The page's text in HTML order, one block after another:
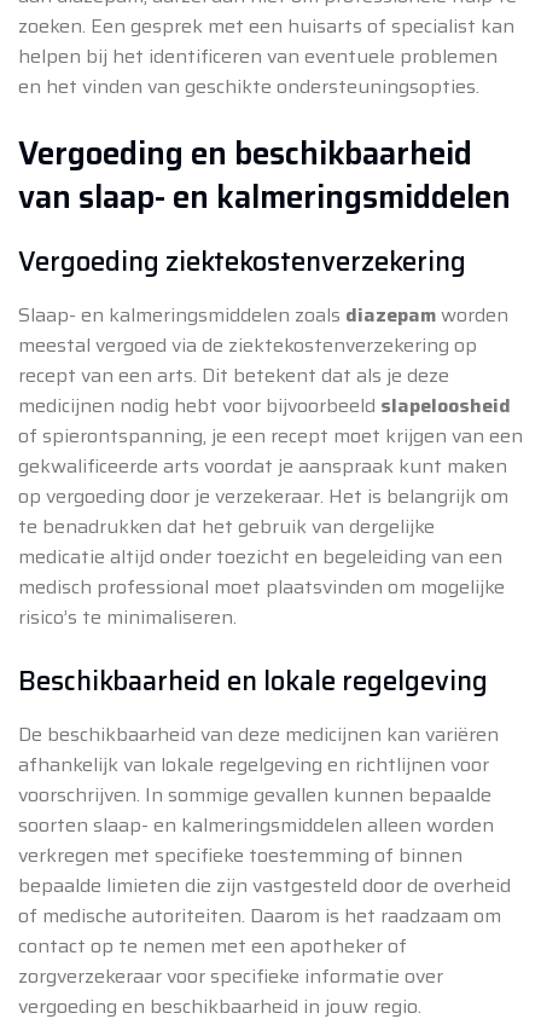
zoeken. Een gesprek met een huisarts of specialist kan
helpen bij het identificeren van eventuele problemen
en het vinden van geschikte ondersteuningsopties.
Vergoeding en beschikbaarheid
van slaap- en kalmeringsmiddelen
Vergoeding ziektekostenverzekering
Slaap- en kalmeringsmiddelen zoals diazepamworden
meestal vergoed via de ziektekostenverzekering op
recept van een arts. Dit betekent dat als je deze
medicijnen nodig hebt voor bijvoorbeeld slapeloosheid
of spierontspanning, je een recept moet krijgen van een
gekwalificeerde arts voordat je aanspraak kunt maken
op vergoeding door je verzekeraar. Het is belangrijk om
te benadrukken dat het gebruik van dergelijke
medicatie altijd onder toezicht en begeleiding van een
medisch professional moet plaatsvinden om mogelijke
risico’s te minimaliseren.
Beschikbaarheid en lokale regelgeving
De beschikbaarheid van deze medicijnen kan variëren
afhankelijk van lokale regelgeving en richtlijnen voor
voorschrijven. In sommige gevallen kunnen bepaalde
soorten slaap- en kalmeringsmiddelen alleen worden
verkregen met specifieke toestemming of binnen
bepaalde limieten die zijn vastgesteld door de overheid
of medische autoriteiten. Daarom is het raadzaam om
contact op te nemen met een apotheker of
zorgverzekeraar voor specifieke informatie over
vergoeding en beschikbaarheid in jouw regio.